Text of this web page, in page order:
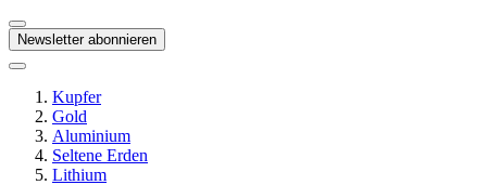
Newsletter abonnieren
Kupfer
Gold
Aluminium
Seltene Erden
Lithium